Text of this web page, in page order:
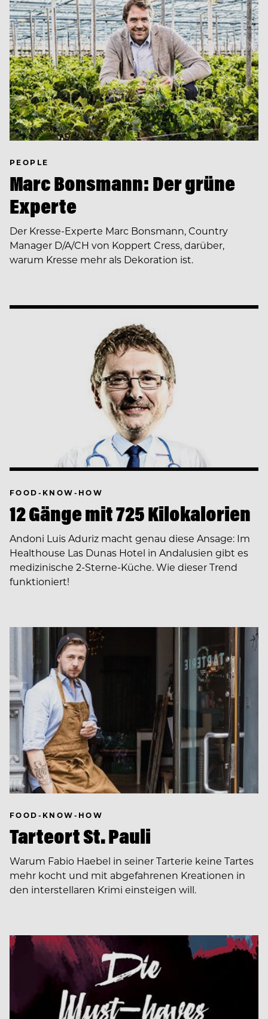
PEOPLE
Marc Bonsmann: Der grüne
Experte
Der Kresse-Experte Marc Bonsmann, Country
Manager D/A/CH von Koppert Cress, darüber,
warum Kresse mehr als Dekoration ist.
FOOD-KNOW-HOW
12 Gänge mit 725 Kilokalorien
Andoni Luis Aduriz macht genau diese Ansage: Im
Healthouse Las Dunas Hotel in Andalusien gibt es
medizinische 2-Sterne-Küche. Wie dieser Trend
funktioniert!
FOOD-KNOW-HOW
Tarteort St. Pauli
Warum Fabio Haebel in seiner Tarterie keine Tartes
mehr kocht und mit abgefahrenen Kreationen in
den interstellaren Krimi einsteigen will.